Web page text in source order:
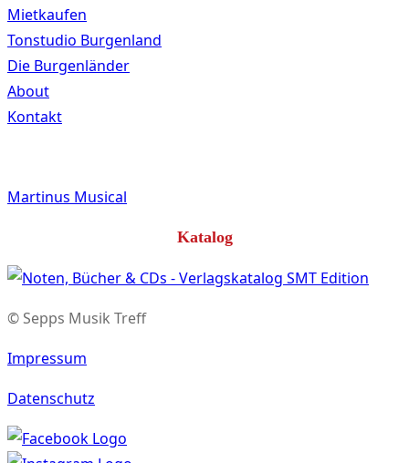
Mietkaufen
Tonstudio Burgenland
Die Burgenländer
About
Kontakt
Martinus Musical
Katalog
© Sepps Musik Treff
Impressum
Datenschutz